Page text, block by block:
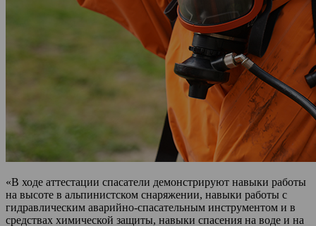
«В ходе аттестации спасатели демонстрируют навыки работы
на высоте в альпинистском снаряжении, навыки работы с
гидравлическим аварийно-спасательным инструментом и в
средствах химической защиты, навыки спасения на воде и на